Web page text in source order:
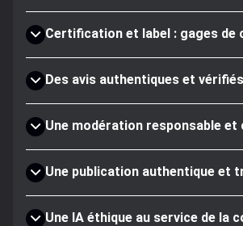
Certification et label : gages de
Des avis authentiques et vérifiés
Une modération responsable
Une publication authentique et
Une IA éthique au service de la